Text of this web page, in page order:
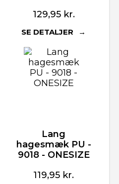
129,95 kr.
SE DETALJER
Lang
hagesmæk PU -
9018 - ONESIZE
119,95 kr.